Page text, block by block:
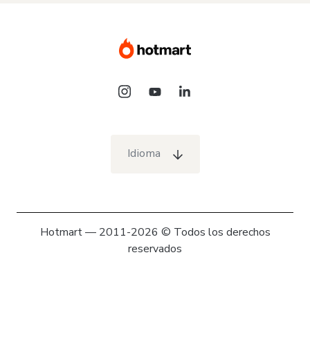
Idioma
Hotmart — 2011-2026 © Todos los derechos
reservados